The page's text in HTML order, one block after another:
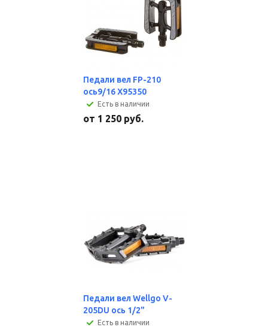
Педали вел FP-210
ось9/16 X95350
Есть в наличии
от 1 250 руб.
Педали вел Wellgo V-
205DU ось 1/2"
Есть в наличии